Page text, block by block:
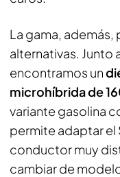
La gama,
alternativas. Junto
encontramos un
microhíbrida de
variante gasolina
permite adaptar el
conductor muy
cambiar de